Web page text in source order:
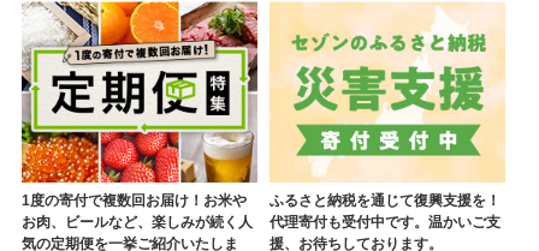
1度の寄付で複数回お届け！お米や
お肉、ビールなど、楽しみが続く人
気の定期便を一挙ご紹介いたしま
ふるさと納税を通じて復興支援を！
代理寄付も受付中です。温かいご支
援、お待ちしております。